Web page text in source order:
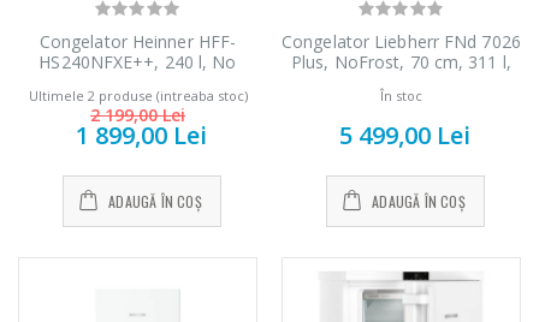
Congelator Heinner HFF-
HS240NFXE++, 240 l, No
compartimente cu rafturi
sticla, Sistem Multi Air-Flow,
control electronic, Clasa E, H
Ultimele 2 produse (intreaba stoc)
2 199,00 Lei
1 899,00 Lei
ADAUGĂ ÎN COȘ
Congelator Liebherr FNd 7026
Plus, NoFrost, 70 cm, 311 l,
Display Tactil, VarioSpace,
Clasa D, Alb
În stoc
5 499,00 Lei
ADAUGĂ ÎN COȘ